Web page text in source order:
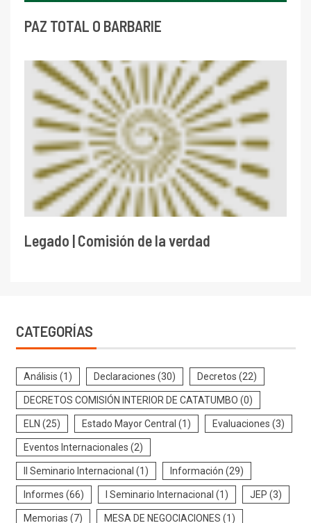
PAZ TOTAL O BARBARIE
Legado | Comisión de la verdad
CATEGORÍAS
Análisis (1) Declaraciones (30) Decretos (22)
DECRETOS COMISIÓN INTERIOR DE CATATUMBO (0)
ELN (25) Estado Mayor Central (1) Evaluaciones (3)
Eventos Internacionales (2)
II Seminario Internacional (1) Información (29)
Informes (66) I Seminario Internacional (1) JEP (3)
Memorias (7) MESA DE NEGOCIACIONES (1)